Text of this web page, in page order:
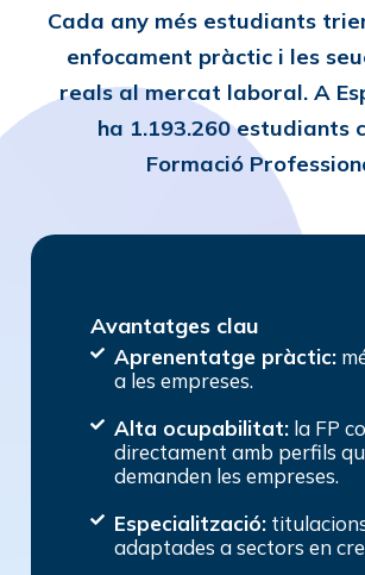
Cada any més estudiants
enfocament pràctic i les
reals al mercat laboral. A
ha 1.193.260 estudiants
Formació
Avantatges clau
Aprenentatge pràctic:
a les empreses.
Alta ocupabilitat: la FP
directament amb perfils
demanden les empreses.
Especialització:
adaptades a sectors en